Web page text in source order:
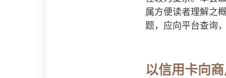
属方便读者理解之
题，应向平台查询
以信用卡向